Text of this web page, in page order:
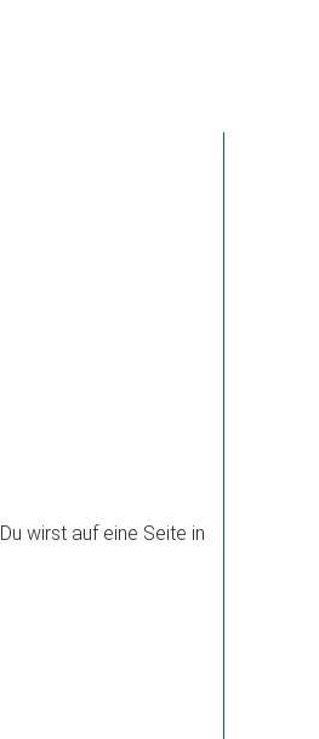
[Du wirst auf eine Seite in